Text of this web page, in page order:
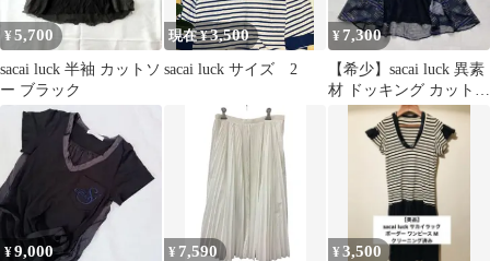
¥5,700
sacai luck 半袖 カットソ
ー ブラック
現在 ¥3,500
sacai luck サイズ 2
¥ 7,300
【希少】sacai luck 異素
材 ドッキング カットソ
ー Tシャツ
¥9,000 ¥ 7,590 ¥3,500